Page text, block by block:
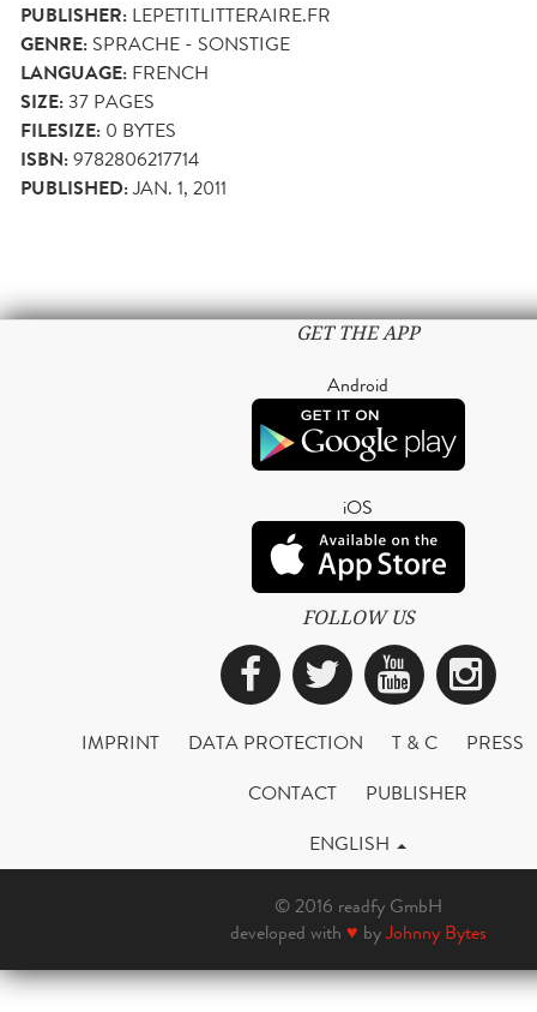
PUBLISHER: LEPETITLITTERAIRE.FR
GENRE: SPRACHE - SONSTIGE
LANGUAGE: FRENCH
SIZE:37 PAGES
FILESIZE: 0 BYTES
ISBN:9782806217714
PUBLISHED:JAN. 1, 2011
GET THE APP
Android
iOS
FOLLOW US
Facebook
Twitter
IMPRINT DATA PROTECTION T & C
PRESS
CONTACT
PUBLISHER
ENGLISH
© 2016 readfy GmbH
developed with ♥ byJohnny Bytes